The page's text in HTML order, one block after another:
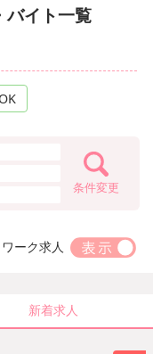
バイト一覧
条件変更
ーク求人
新着求人